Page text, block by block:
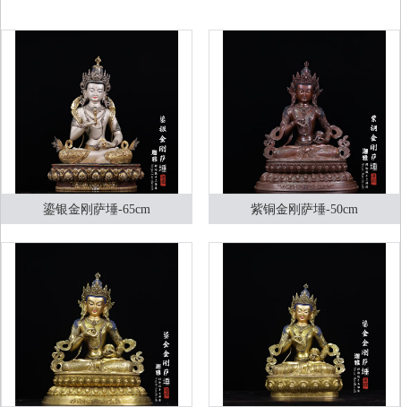
鎏银金刚萨埵-65cm 紫铜金刚萨埵-50cm